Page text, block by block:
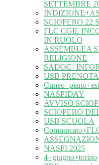
SETTEMBRE
SCIOPERO 22
FLC CGIL
IN RUOLO
ASSEMBLEA
RELIGIONE
USB
NASPIDAY
AVVISO
SCIOPERO
USB SCUOLA
NASPI 2025
4+giugno+torino